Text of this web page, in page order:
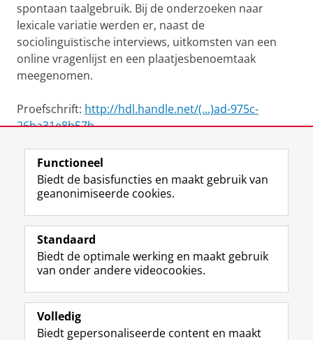
spontaan taalgebruik. Bij de onderzoeken naar
lexicale variatie werden er, naast de
sociolinguïstische interviews, uitkomsten van een
online vragenlijst en een plaatjesbenoemtaak
meegenomen.
Proefschrift: http://hdl.handle.net/(...)ad-975c-
26ba31e8b57b
View this page in:English
Volg de RUG
F
a
e
b
o
p
L
i
k
e
I
-
R
S
-
f
e
R
I
n
t
r
m
Y
o
T
e
k
Studiekiezers
Alumni
Functioneel
Biedt de basisfuncties en maakt gebruik van
geanonimiseerde cookies.
Standaard
Biedt de optimale werking en maakt gebruik
van onder andere videocookies.
Volledig
Biedt gepersonaliseerde content en maakt